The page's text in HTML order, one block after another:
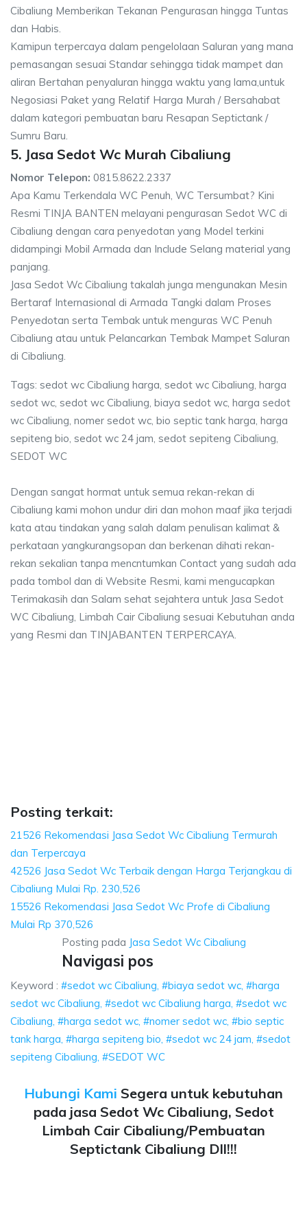
Cibaliung Memberikan Tekanan Pengurasan hingga Tuntas
dan Habis.
Kamipun terpercaya dalam pengelolaan Saluran yang mana
pemasangan sesuai Standar sehingga tidak mampet dan
aliran Bertahan penyaluran hingga waktu yang lama,untuk
Negosiasi Paket yang Relatif Harga Murah / Bersahabat
dalam kategori pembuatan baru Resapan Septictank /
Sumru Baru.
5. Jasa Sedot Wc Murah Cibaliung
Nomor Telepon: 0815.8622.2337
Apa Kamu Terkendala WC Penuh, WC Tersumbat? Kini
Resmi TINJA BANTEN melayani pengurasan Sedot WC di
Cibaliung dengan cara penyedotan yang Model terkini
didampingi Mobil Armada dan Include Selang material yang
panjang.
Jasa Sedot Wc Cibaliung takalah junga mengunakan Mesin
Bertaraf Internasional di Armada Tangki dalam Proses
Penyedotan serta Tembak untuk menguras WC Penuh
Cibaliung atau untuk Pelancarkan Tembak Mampet Saluran
di Cibaliung.
Tags: sedot wc Cibaliung harga, sedot wc Cibaliung, harga
sedot wc, sedot wc Cibaliung, biaya sedot wc, harga sedot
wc Cibaliung, nomer sedot wc, bio septic tank harga, harga
sepiteng bio, sedot wc 24 jam, sedot sepiteng Cibaliung,
SEDOT WC
Dengan sangat hormat untuk semua rekan-rekan di
Cibaliung kami mohon undur diri dan mohon maaf jika terjadi
kata atau tindakan yang salah dalam penulisan kalimat &
perkataan yangkurangsopan dan berkenan dihati rekan-
rekan sekalian tanpa mencntumkan Contact yang sudah ada
pada tombol dan di Website Resmi, kami mengucapkan
Terimakasih dan Salam sehat sejahtera untuk Jasa Sedot
WC Cibaliung, Limbah Cair Cibaliung sesuai Kebutuhan anda
yang Resmi dan TINJABANTEN TERPERCAYA.
Posting terkait:
21526 Rekomendasi Jasa Sedot Wc Cibaliung Termurah
dan Terpercaya
42526 Jasa Sedot Wc Terbaik dengan Harga Terjangkau di
Cibaliung Mulai Rp. 230,526
15526 Rekomendasi Jasa Sedot Wc Profe di Cibaliung
Mulai Rp 370,526
Posting pada Jasa Sedot Wc Cibaliung
Navigasi pos
Keyword : #sedot wc Cibaliung, #biaya sedot wc, #harga
sedot wc Cibaliung, #sedot wc Cibaliung harga, #sedot wc
Cibaliung, #harga sedot wc, #nomer sedot wc, #bio septic
tank harga, #harga sepiteng bio, #sedot wc 24 jam, #sedot
sepiteng Cibaliung, #SEDOT WC
Hubungi Kami Segera untuk kebutuhan
pada jasa Sedot Wc Cibaliung, Sedot
Limbah Cair Cibaliung/Pembuatan
Septictank Cibaliung Dll!!!